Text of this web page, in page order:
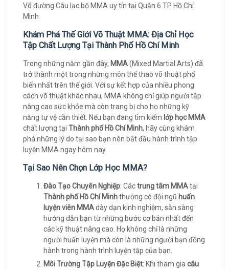
Võ đường Câu lạc bộ MMA uy tín tại Quận 6 TP Hồ Chí
Minh
Khám Phá Thế Giới Võ Thuật MMA: Địa Chỉ Học
Tập Chất Lượng Tại Thành Phố Hồ Chí Minh
Trong những năm gần đây, MMA(Mixed Martial Arts) đã
trở thành một trong những môn thể thao võ thuật phổ
biến nhất trên thế giới. Với sự kết hợp của nhiều phong
cách võ thuật khác nhau, MMA không chỉ giúp người tập
nâng cao sức khỏe mà còn trang bị cho họ những kỹ
năng tự vệ cần thiết. Nếu bạn đang tìm kiếm lớp học MMA
chất lượng tại Thành phố Hồ Chí Minh, hãy cùng khám
phá những lý do tại sao bạn nên bắt đầu hành trình tập
luyện MMA ngay hôm nay.
Tại Sao Nên Chọn Lớp Học MMA?
Đào Tạo Chuyên Nghiệp: Cáctrung tâm MMAtại
Thành phố Hồ Chí Minhthường có đội ngũ huấn
luyện viên MMAdày dạn kinh nghiệm, sẵn sàng
hướng dẫn bạn từ những bước cơ bản nhất đến
các kỹ thuật nâng cao. Họ không chỉ là những
người huấn luyện mà còn là những người bạn đồng
hành trong hành trình luyện tập của bạn.
Môi Trường Tập Luyện Đặc Biệt: Khi tham gia câu